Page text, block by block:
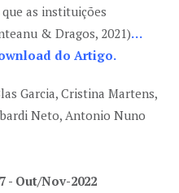
as instituições
& Dragos, 2021)…
do Artigo.
Garcia, Cristina Martens,
Neto, Antonio Nuno
- Out/Nov-2022